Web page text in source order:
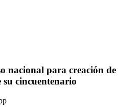
nacional para creación de
cincuentenario